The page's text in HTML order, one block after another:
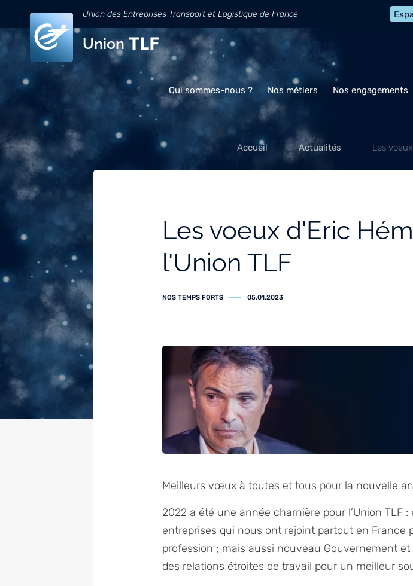
Union des Entreprises Transport et Logistique de France
Union
Qui sommes-nous ? Nos métiers Nos engagements
Accueil Actualités Les
Les voeux d'Eric
l'Union TLF
NOS TEMPS FORTS 05.01.2023
Meilleurs vœux à toutes et tous pour la nouvelle
2022 a été une année charnière pour l’Union TLF
entreprises qui nous ont rejoint partout en France
profession ; mais aussi nouveau Gouvernement
des relations étroites de travail pour un meilleur